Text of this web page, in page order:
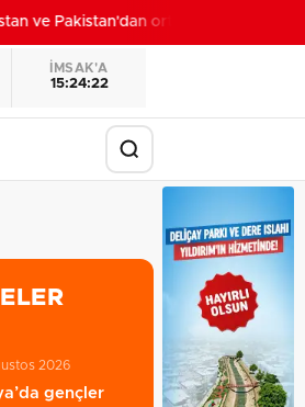
ve Pakistan'dan ortak savunma
İMSAK'A
15:24:20
2026
gençler